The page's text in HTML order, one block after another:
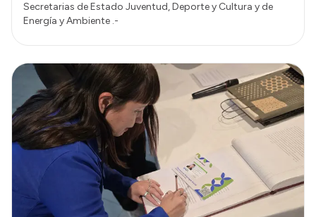
Secretarias de Estado Juventud, Deporte y Cultura y de
Energía y Ambiente .-